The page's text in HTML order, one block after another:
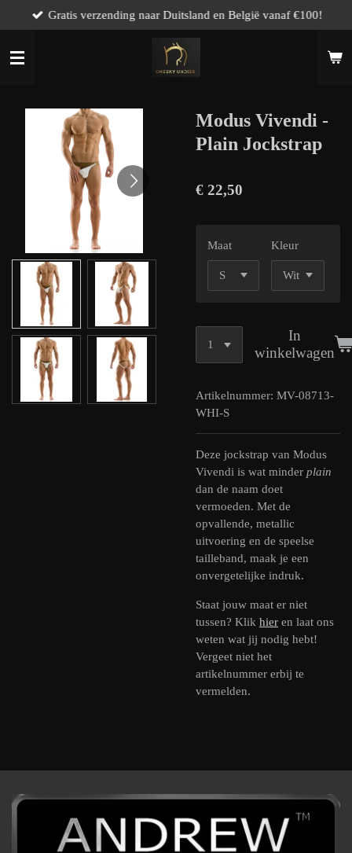
direct
naar
de
Gratis verzending naar Duitsland en België vanaf €100!
Modus Vivendi -
Plain Jockstrap
€ 22,50
Maat Kleur
In
winkelwagen
Artikelnummer: MV-08713-
WHI-S
Deze jockstrap van Modus
Vivendi is wat minder plain
dan de naam doet
vermoeden. Met de
opvallende, metallic
uitvoering en de speelse
tailleband, maak je een
onvergetelijke indruk.
Staat jouw maat er niet
tussen? Klik hier en laat ons
weten wat jij nodig hebt!
Vergeet niet het
artikelnummer erbij te
vermelden.